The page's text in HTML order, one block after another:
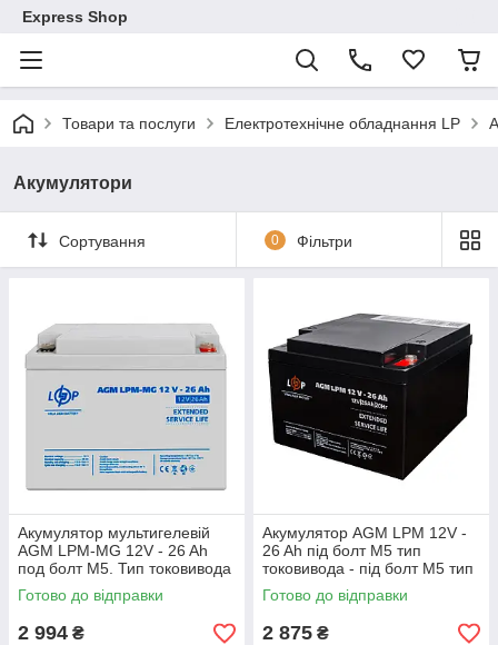
Express Shop
Товари та послуги Електротехнічне обладнання LP
Акумулятори
Сортування 0 Фільтри
Акумулятор мультигелевій
AGM LPM-MG 12V - 26 Ah
под болт М5. Тип токовивода
- під болт М5 вес - 7.54 кг
Готово до відправки
2 994 ₴
Акумулятор AGM LPM 12V -
26 Ah під болт М5 тип
токовивода - під болт М5 тип
акумулятора - AGM
свинцево-кислотний
Готово до відправки
2 875 ₴